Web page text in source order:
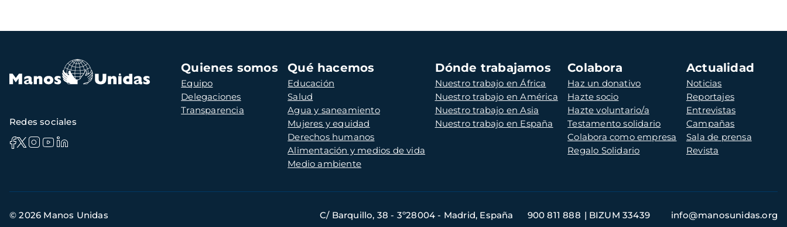
Navegación
principal
Quienes somos
Equipo
Delegaciones
Transparencia
Qué hacemos
Educación
Salud
Agua y saneamiento
Mujeres y equidad
Derechos humanos
Alimentación y medios de vida
Medio ambiente
Dónde trabajamos
Nuestro trabajo en África
Nuestro trabajo en América
Nuestro trabajo en Asia
Nuestro trabajo en España
Colabora
Haz un donativo
Hazte socio
Hazte voluntario/a
Testamento solidario
Colabora como empresa
Regalo Solidario
Actualidad
Noticias
Reportajes
Entrevistas
Campañas
Sala de prensa
Revista
Redes sociales
de
© 2026 Manos Unidas C/ Barquillo, 38 - 3º28004 - Madrid, España 900 811 888 BIZUM 33439 info@manosunidas.org